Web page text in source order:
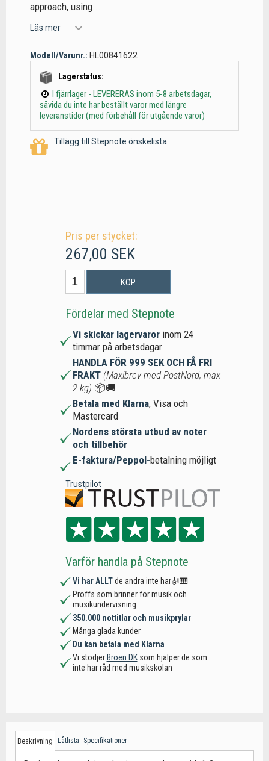
approach, using...
Läs mer
Modell/Varunr.: HL00841622
Lagerstatus:
I fjärrlager - LEVERERAS inom 5-8 arbetsdagar,
såvida du inte har beställt varor med längre
leveranstider (med förbehåll för utgående varor)
Tillägg till Stepnote önskelista
Pris per stycket:
267,00 SEK
KÖP
Fördelar med Stepnote
Vi skickar lagervaror inom 24
timmar på arbetsdagar
HANDLA FÖR 999 SEK OCH FÅ FRI
FRAKT (Maxibrev med PostNord, max
2 kg) 📦🚚
Betala med Klarna, Visa och
Mastercard
Nordens största utbud av noter
och tillbehör
E-faktura/Peppol-betalning möjligt
Trustpilot
Varför handla på Stepnote
Vi har ALLTde andra inte har🎻🎹
Proffs som brinner för musik och
musikundervisning
350.000 nottitlar och musikprylar
Många glada kunder
Du kan betala med Klarna
Vi stödjer Broen DKsom hjälper de som
inte har råd med musikskolan
Beskrivning Låtlista Specifikationer